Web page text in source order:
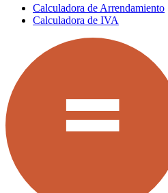
Calculadora de Arrendamiento
Calculadora de IVA